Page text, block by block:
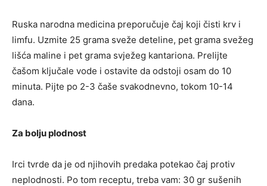
Ruska narodna medicina preporučuje čaj koji čisti krv i
limfu. Uzmite 25 grama sveže deteline, pet grama svežeg
lišća maline i pet grama svježeg kantariona. Prelijte
čašom ključale vode i ostavite da odstoji osam do 10
minuta. Pijte po 2-3 čaše svakodnevno, tokom 10-14
dana.
Za bolju plodnost
Irci tvrde da je od njihovih predaka potekao čaj protiv
neplodnosti. Po tom receptu, treba vam: 30 gr sušenih